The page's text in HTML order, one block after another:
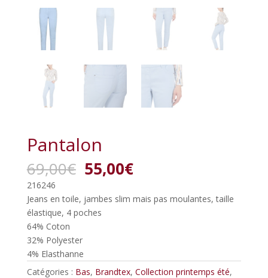
Pantalon
69,00€ Le
prix
initial
était :
69,00€.
55,00€Le
prix
actuel
est :
216246
Jeans en toile, jambes slim mais pas moulantes, taille
élastique, 4 poches
64% Coton
32% Polyester
4% Elasthanne
Catégories : Bas, Brandtex, Collection printemps été,